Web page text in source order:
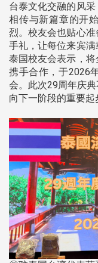
台泰文化交融的风
相传与新篇章的开
烈。校友会也贴心
手礼，让每位来宾满
泰国校友会表示，
携手合作，于2026
会。此次29周年庆
向下一阶段的重要起